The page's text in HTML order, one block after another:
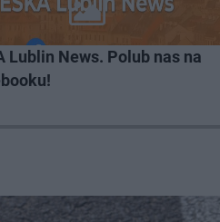
Lublin News. Polub nas na